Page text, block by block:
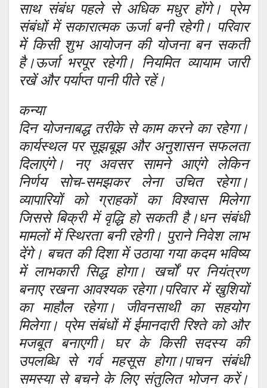
साथ संबंध पहले से अधिक मधुर होंगे। प्रेम
संबंधों में सकारात्मक ऊर्जा बनी रहेगी। परिवार
में किसी शुभ आयोजन की योजना बन सकती
है।ऊर्जा भरपूर रहेगी। नियमित व्यायाम जारी
रखें और पर्याप्त पानी पीते रहें।
कन्या
दिन योजनाबद्ध तरीके से काम करने का रहेगा।
कार्यस्थल पर सूझबूझ और अनुशासन सफलता
दिलाएंगे। नए अवसर सामने आएंगे लेकिन
निर्णय सोच-समझकर लेना उचित रहेगा।
व्यापारियों को ग्राहकों का विश्वास मिलेगा
जिससे बिक्री में वृद्धि हो सकती है।धन संबंधी
मामलों में स्थिरता बनी रहेगी। पुराने निवेश लाभ
देंगे। बचत की दिशा में उठाया गया कदम भविष्य
में लाभकारी सिद्ध होगा। खर्चों पर नियंत्रण
बनाए रखना आवश्यक रहेगा।परिवार में खुशियों
का माहौल रहेगा। जीवनसाथी का सहयोग
मिलेगा। प्रेम संबंधों में ईमानदारी रिश्ते को और
मजबूत बनाएगी। घर के किसी सदस्य की
उपलब्धि से गर्व महसूस होगा।पाचन संबंधी
समस्या से बचने के लिए संतुलित भोजन करें।